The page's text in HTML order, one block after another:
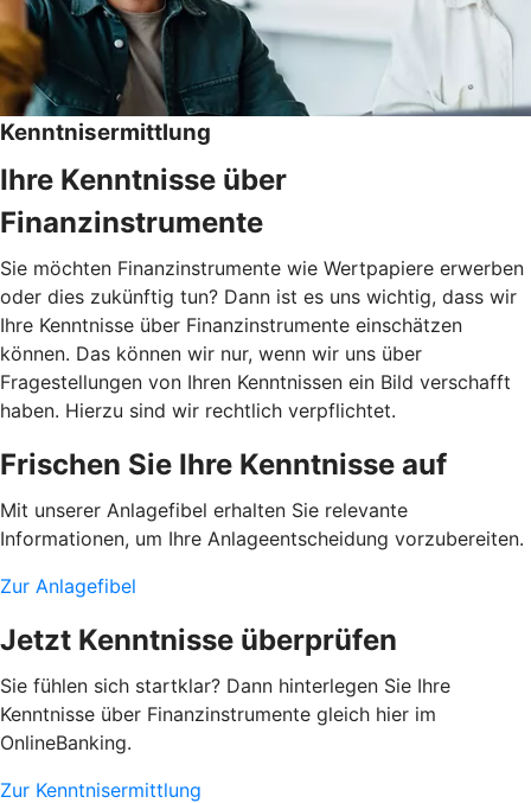
Kenntnisermittlung
Ihre Kenntnisse über
Finanzinstrumente
Sie möchten Finanzinstrumente wie Wertpapiere erwerben
oder dies zukünftig tun? Dann ist es uns wichtig, dass wir
Ihre Kenntnisse über Finanzinstrumente einschätzen
können. Das können wir nur, wenn wir uns über
Fragestellungen von Ihren Kenntnissen ein Bild verschafft
haben. Hierzu sind wir rechtlich verpflichtet.
Frischen Sie Ihre Kenntnisse auf
Mit unserer Anlagefibel erhalten Sie relevante
Informationen, um Ihre Anlageentscheidung vorzubereiten.
Zur Anlagefibel
Jetzt Kenntnisse überprüfen
Sie fühlen sich startklar? Dann hinterlegen Sie Ihre
Kenntnisse über Finanzinstrumente gleich hier im
OnlineBanking.
Zur Kenntnisermittlung